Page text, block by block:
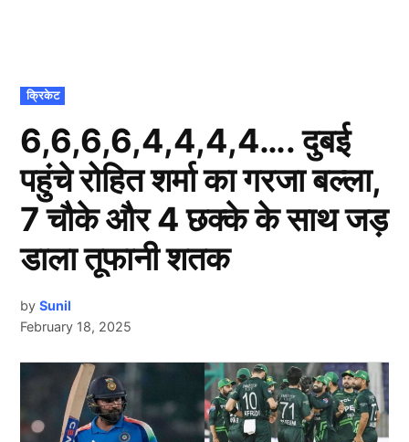
POSTED
IN
क्रिकेट
6,6,6,6,4,4,4,4…. दुबई
पहुंचे रोहित शर्मा का गरजा बल्ला,
7 चौके और 4 छक्के के साथ जड़
डाला तूफानी शतक
by Sunil
February 18, 2025